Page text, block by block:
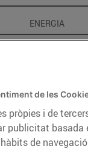
ENERGIA
de les
pròpies i de
publicitat basada
de